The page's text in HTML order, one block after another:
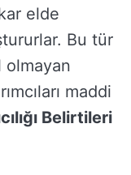
elde
Bu tür
olmayan
maddi
Belirtileri